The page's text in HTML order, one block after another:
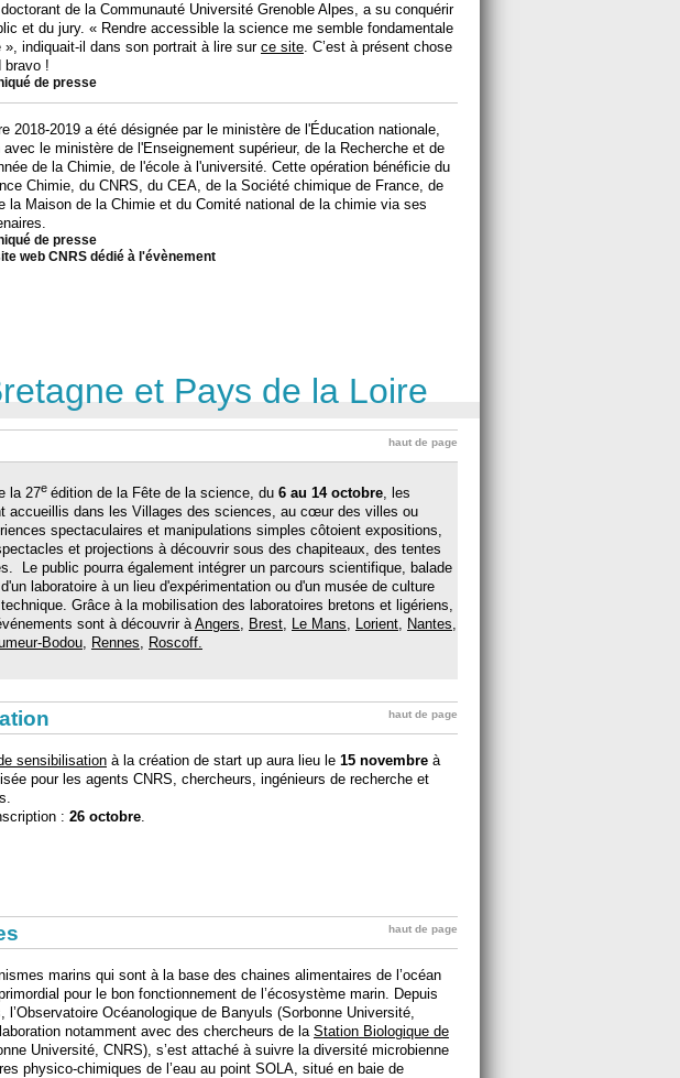
de la Communauté Université Grenoble Alpes, a su conquérir
et du jury. « Rendre accessible la science me semble fondamentale
», indiquait-il dans son portrait à lire surce site. C’est à présent chose
bravo !
de presse
2018-2019 a été désignée par le ministère de l'Éducation nationale,
le ministère de l'Enseignement supérieur, de la Recherche et de
de la Chimie, de l'école à l'université. Cette opération bénéficie du
Chimie, du CNRS, du CEA, de la Société chimique de France, de
la Maison de la Chimie et du Comité national de la chimie via ses
de presse
web CNRS dédié à l'évènement
et Pays de la Loire
haut de page
la 27e édition de la Fête de la science, du 6 au 14 octobre, les
accueillis dans les Villages des sciences, au cœur des villes ou
spectaculaires et manipulations simples côtoient expositions,
et projections à découvrir sous des chapiteaux, des tentes
Le public pourra également intégrer un parcours scientifique, balade
laboratoire à un lieu d'expérimentation ou d'un musée de culture
Grâce à la mobilisation des laboratoires bretons et ligériens,
sont à découvrir àAngers, Brest, Le Mans, Lorient, Nantes,
Bodou, Rennes, Roscoff.
haut de page
sensibilisation à la création de start up aura lieu le 15 novembre à
pour les agents CNRS, chercheurs, ingénieurs de recherche et
: 26 octobre.
haut de page
marins qui sont à la base des chaines alimentaires de l’océan
pour le bon fonctionnement de l’écosystème marin. Depuis
l’Observatoire Océanologique de Banyuls (Sorbonne Université,
notamment avec des chercheurs de laStation Biologique de
Université, CNRS), s’est attaché à suivre la diversité microbienne
physico-chimiques de l’eau au point SOLA, situé en baie de